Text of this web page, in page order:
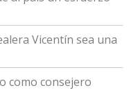
Vicentín sea una
como consejero